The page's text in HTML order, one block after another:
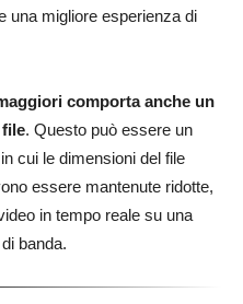
una migliore esperienza di
comporta anche un
. Questo può essere un
cui le dimensioni del file
essere mantenute ridotte,
in tempo reale su una
banda.